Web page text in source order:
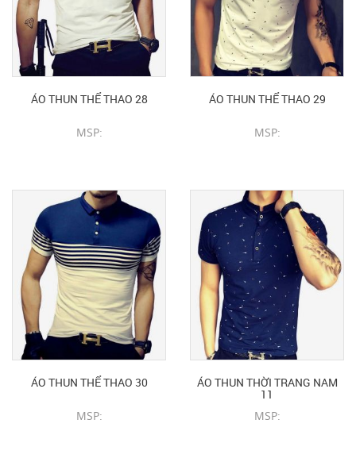
ÁO THUN THỂ THAO 28
MSP:
ÁO THUN THỂ THAO 29
MSP:
ÁO THUN THỂ THAO 30
MSP:
ÁO THUN THỜI TRANG NAM
11
MSP: